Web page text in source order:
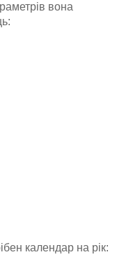
вона
календар на рік: